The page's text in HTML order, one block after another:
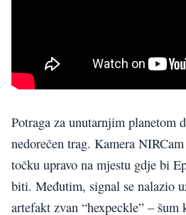
Potraga za unutarnjim planetom
nedorečen trag. Kamera
točku upravo na mjestu gdje bi
biti. Međutim, signal se nalazio
artefakt zvan “hexpeckle” – šum